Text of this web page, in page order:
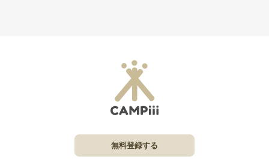
無料登録する